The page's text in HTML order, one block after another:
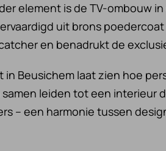
element is de TV-ombouw
uit brons
en benadrukt de
in Beusichem laat zien hoe
leiden tot een interieur
– een harmonie tussen